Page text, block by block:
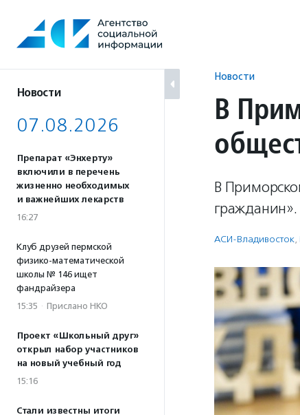
содержанию
Новости
07.08.2026
Препарат «Энхерту»
включили в перечень
жизненно необходимых
и важнейших лекарств
16:27
Клуб друзей пермской
физико-математической
школы № 146 ищет
фандрайзера
15:35 · Прислано НКО
Проект «Школьный друг»
открыл набор участников
на новый учебный год
15:16
Стали известны итоги
Новости
В
В
гражданин».
АСИ-Владивосток,